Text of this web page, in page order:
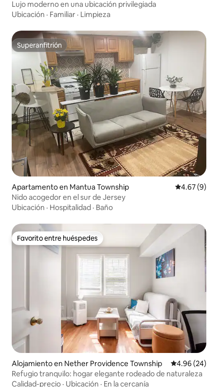
Lujo moderno en una ubicación privilegiada
Ubicación · Familiar · Limpieza
Superanfitrión
Superanfitrión
Apartamento en Mantua Township Calificación
4.67 (9)
Nido acogedor en el sur de Jersey
Ubicación · Hospitalidad · Baño
Favorito entre huéspedes
Favorito entre huéspedes
Alojamiento en Nether Providence Township Calificación
4.96 (24)
Refugio tranquilo: hogar elegante rodeado de naturaleza
Calidad-precio · Ubicación · En la cercanía